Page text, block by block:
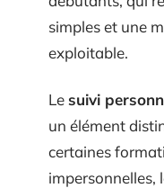
simples et une
exploitable.
Lesuivi
un élément
certaines
impersonnelles,